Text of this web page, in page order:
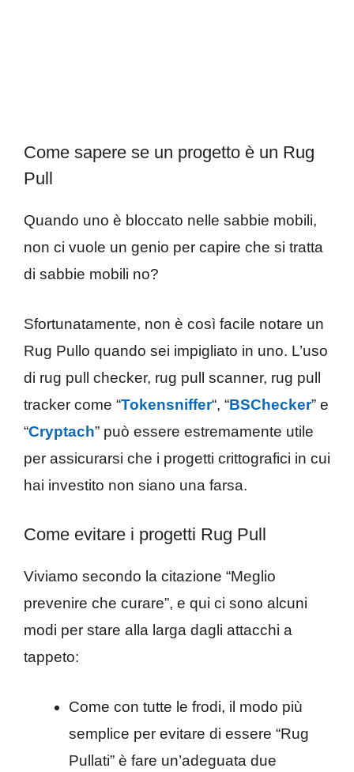
Come sapere se un progetto è un Rug
Pull
Quando uno è bloccato nelle sabbie mobili,
non ci vuole un genio per capire che si tratta
di sabbie mobili no?
Sfortunatamente, non è così facile notare un
Rug Pullo quando sei impigliato in uno. L’uso
di rug pull checker, rug pull scanner, rug pull
tracker come “Tokensniffer“, “BSChecker” e
“Cryptach” può essere estremamente utile
per assicurarsi che i progetti crittografici in cui
hai investito non siano una farsa.
Come evitare i progetti Rug Pull
Viviamo secondo la citazione “Meglio
prevenire che curare”, e qui ci sono alcuni
modi per stare alla larga dagli attacchi a
tappeto:
Come con tutte le frodi, il modo più
semplice per evitare di essere “Rug
Pullati” è fare un’adeguata due